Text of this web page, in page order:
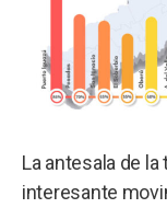
La antesala de
interesante